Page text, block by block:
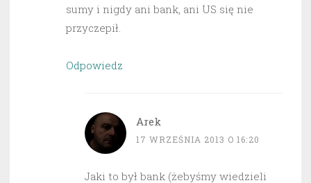
sumy i nigdy ani bank, ani US się nie
przyczepił.
Odpowiedz
Arek
17 WRZEŚNIA 2013 O 16:20
Jaki to był bank (żebyśmy wiedzieli